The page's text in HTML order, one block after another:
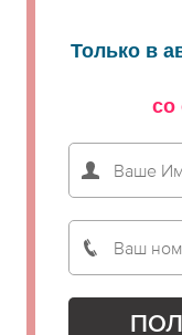
Только в
со